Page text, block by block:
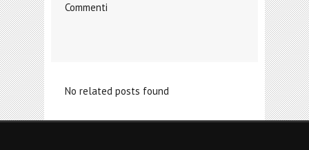
Commenti
No related posts found